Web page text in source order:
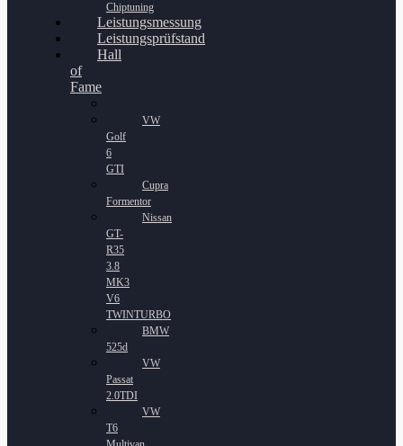
Chiptuning
Leistungsmessung
Leistungsprüfstand
Hall
of
Fame
VW
Golf
6
GTI
Cupra
Formentor
Nissan
GT-
R35
3.8
MK3
V6
TWINTURBO
BMW
525d
VW
Passat
2.0TDI
VW
T6